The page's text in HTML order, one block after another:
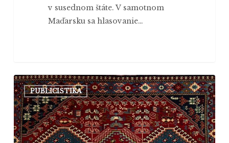
v susednom štáte. V samotnom
Maďarsku sa hlasovanie…
Iránci
majú
historickú
šancu
zvrhnúť
PUBLICISTIKA